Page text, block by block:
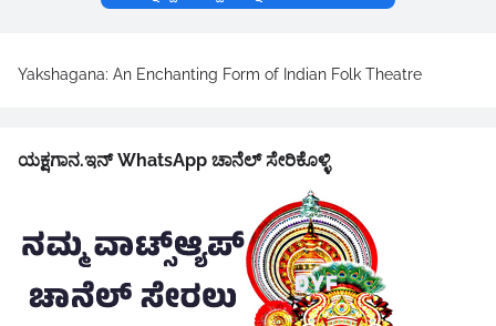
Yakshagana: An Enchanting Form of Indian Folk Theatre
ಯಕ್ಷಗಾನ.ಇನ್ WhatsApp ಚಾನೆಲ್ ಸೇರಿಕೊಳ್ಳಿ